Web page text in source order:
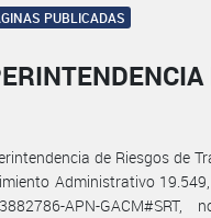
PUBLICADAS
de Riesgos de
Administrativo
APN-